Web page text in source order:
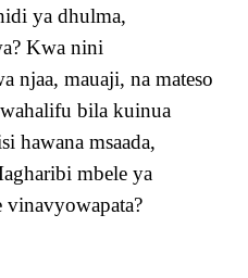
ya dhulma,
Kwa nini
njaa, mauaji, na mateso
bila kuinua
hawana msaada,
mbele ya